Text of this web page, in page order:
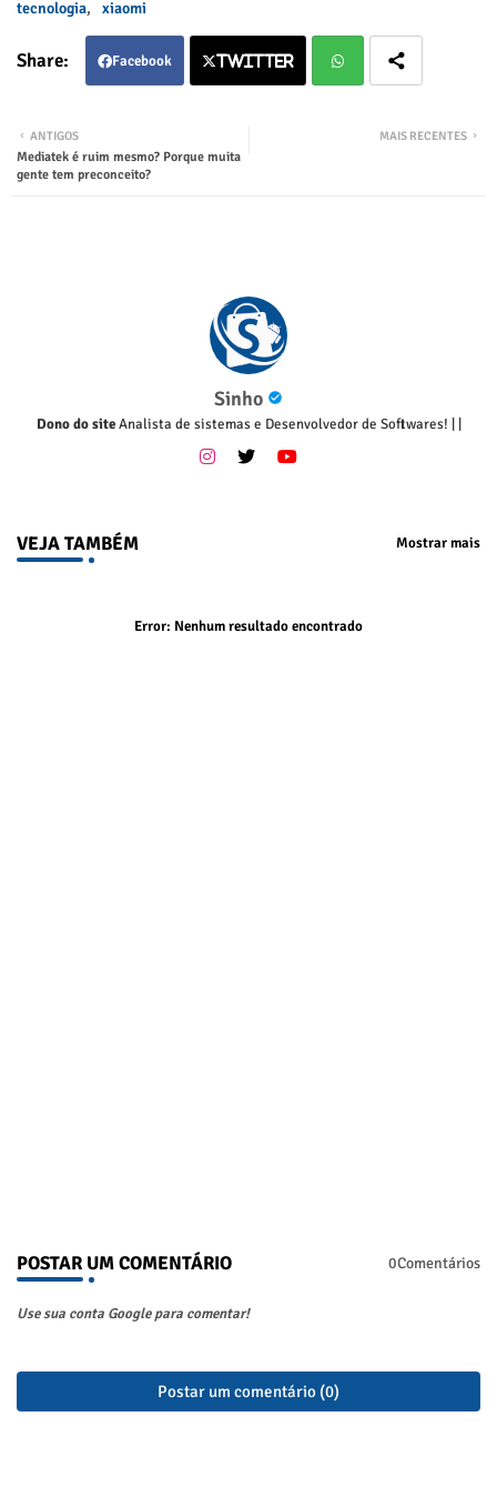
tecnologia xiaomi
Facebook Twitter
Twitter
MAIS RECENTES
ANTIGOS
Mediatek é ruim mesmo? Porque muita
gente tem preconceito?
Sinho
Dono do site Analista de sistemas e Desenvolvedor de Softwares!
VEJA TAMBÉM Mostrar mais
Error: Nenhum resultado encontrado
POSTAR UM COMENTÁRIO 0Comentários
Use sua conta Google para comentar!
Postar um comentário (0)